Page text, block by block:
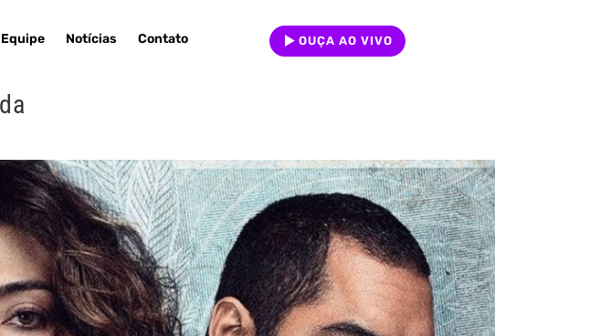
Equipe Notícias Contato OUÇA AO VIVO